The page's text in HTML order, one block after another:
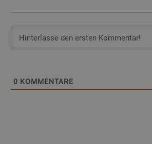
0 KOMMENTARE